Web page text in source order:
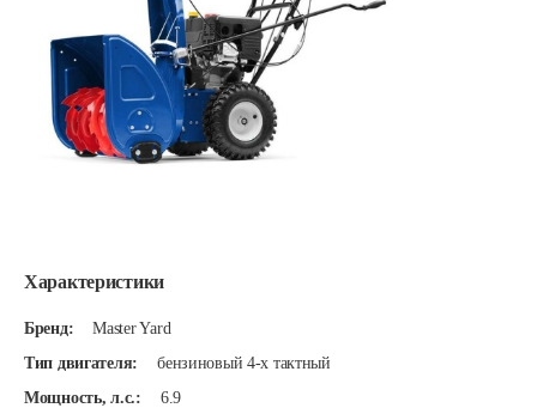
Характеристики
Бренд:
Master Yard
Тип двигателя:
бензиновый 4-х тактный
Мощность, л.с.:
6.9